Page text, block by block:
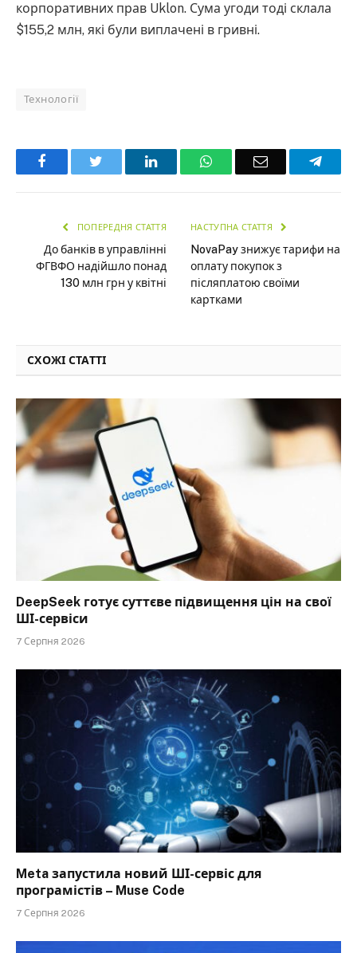
корпоративних прав Uklon. Сума угоди тоді склала
$155,2 млн, які були виплачені в гривні.
Технології
Facebook LinkedInWhatsAppEmail
ПОПЕРЕДНЯ СТАТТЯ
До банків в управлінні
ФГВФО надійшло понад
130 млн грн у квітні
НАСТУПНА СТАТТЯ
NovaPay знижує тарифи на
оплату покупок з
післяплатою своїми
картками
СХОЖІ СТАТТІ
DeepSeek готує суттєве підвищення цін на свої
ШІ-сервіси
7 Серпня 2026
Meta запустила новий ШІ-сервіс для
програмістів – Muse Code
7 Серпня 2026